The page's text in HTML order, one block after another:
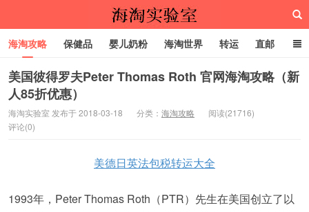
海淘实验室
海淘攻略 保健品 婴儿奶粉 海淘世界 转运 直邮
代购服务
美国彼得罗夫Peter Thomas Roth 官网海淘攻略（新
人85折优惠）
海淘实验室 发布于 2018-03-18 分类： 海淘攻略
阅读(21716)
评论(0)
美德日英法包税转运大全
1993年，Peter Thomas Roth（PTR）先生在美国创立了以